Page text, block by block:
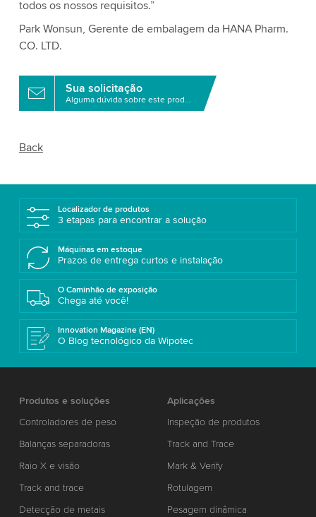
todos os nossos requisitos.”
Park Wonsun, Gerente de embalagem da HANA Pharm.
CO. LTD.
Sua solicitação
Alguma dúvida sobre este produto?
Back
Localizador de produtos
3 etapas para encontrar a solução
Máquinas em estoque
Prazos de entrega curtos e instalação
O Caminhão de exposição
Chega até você!
Innovation Magazine (EN)
O Blog tecnológico da Wipotec
Produtos e soluções
Controladores de peso
Balanças separadoras
Raio X e visão
Track and trace
Detecção de metais
Aplicações
Inspeção de produtos
Track and Trace
Mark & Verify
Rotulagem
Pesagem dinâmica